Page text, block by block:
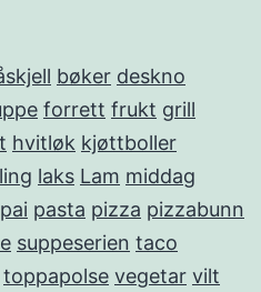
bøker deskno
forrett frukt grill
hvitløk kjøttboller
laks Lam middag
pai pasta pizza pizzabunn
suppeserien taco
toppapolse vegetar vilt